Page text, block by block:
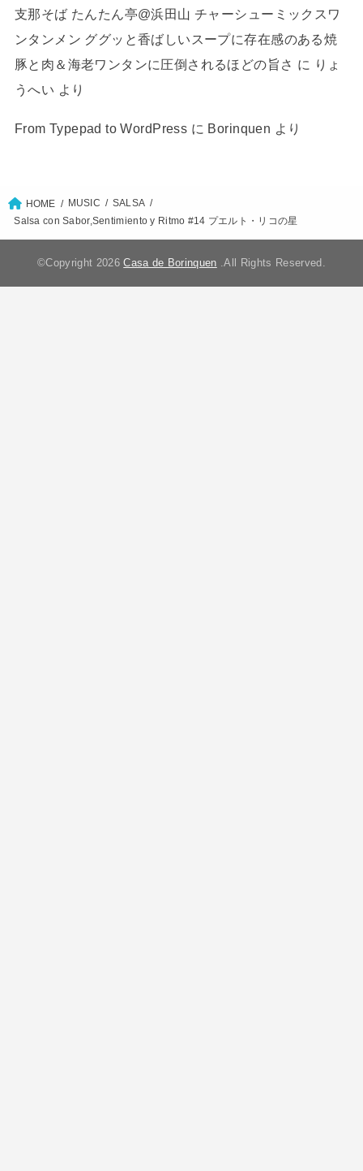
支那そば たんたん亭@浜田山 チャーシューミックスワ
ンタンメン ググッと香ばしいスープに存在感のある焼
豚と肉＆海老ワンタンに圧倒されるほどの旨さ に りょ
うへい より
From Typepad to WordPress に Borinquen より
HOME MUSIC
SALSA
Salsa con Sabor,Sentimiento y Ritmo #14 プエルト・リコの星
©Copyright 2026Casa de Borinquen .All Rights Reserved.